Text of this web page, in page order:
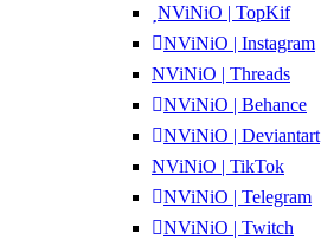
NViNiO | TopKif
NViNiO | Instagram
NViNiO | Threads
NViNiO | Behance
NViNiO | Deviantart
NViNiO | TikTok
NViNiO | Telegram
NViNiO | Twitch